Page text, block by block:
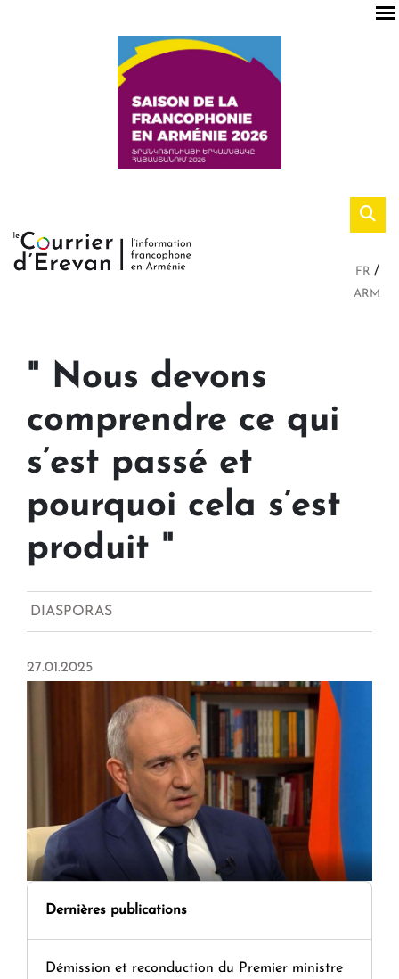
FR
ARM
" Nous devons
comprendre ce qui
s’est passé et
pourquoi cela s’est
produit "
DIASPORAS
27.01.2025
Dernières publications
Démission et reconduction du Premier ministre